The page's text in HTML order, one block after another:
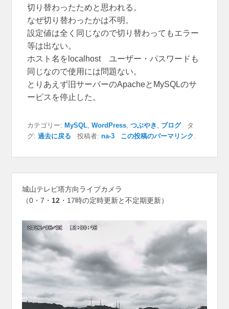
切り替わったためと思われる。
なぜ切り替わったかは不明。
設定値は全く同じなので切り替わってもエラー
等は出ない。
ホスト名をlocalhost ユーザー・パスワードも
同じなので使用には問題ない。
とりあえず旧サーバーのApacheとMySQLのサ
ービスを停止した。
カテゴリー:MySQL ,WordPress ,つぶやき ブログタ
グ:過去に戻る 投稿者:na-3 この投稿のパーマリンク
城山テレビ塔方向ライブカメラ
（0・7・ 12 ・17時の定時更新と不定期更新）